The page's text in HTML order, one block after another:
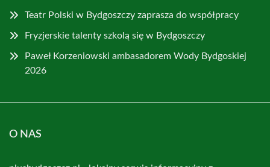
Teatr Polski w Bydgoszczy zaprasza do współpracy
Fryzjerskie talenty szkolą się w Bydgoszczy
Paweł Korzeniowski ambasadorem Wody Bydgoskiej
2026
O NAS